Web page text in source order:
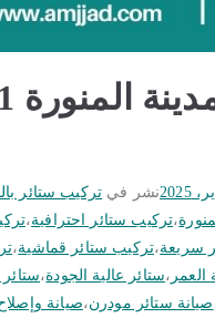
نشر في تركيب ستائر
،تركيب ستائر احترافية،
سريعة،تركيب ستائر قماشية،
العمر ،ستائر عالية الجودة،
صيانة ستائر مودرن،صيانة